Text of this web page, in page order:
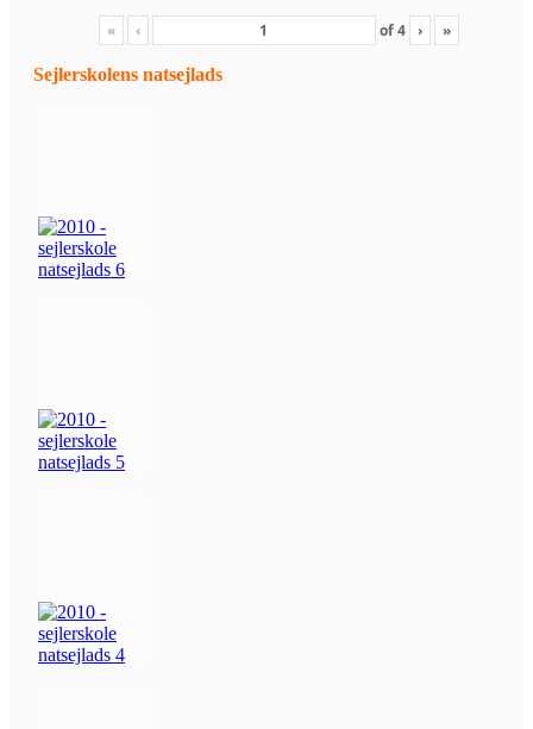
« ‹ of4 › »
Sejlerskolens natsejlads